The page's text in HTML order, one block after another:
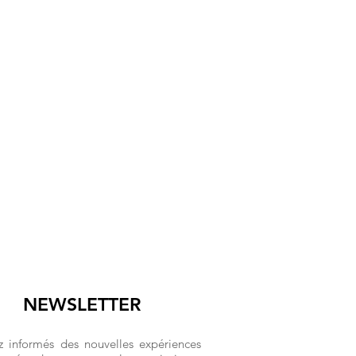
NEWSLETTER
informés des nouvelles expériences